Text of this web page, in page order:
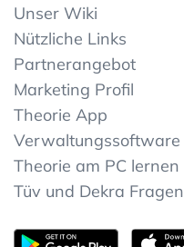
Unser Wiki
Nützliche Links
Partnerangebot
Marketing Profil
Theorie App
Verwaltungssoftware
Theorie am PC lernen
Tüv und Dekra Fragen